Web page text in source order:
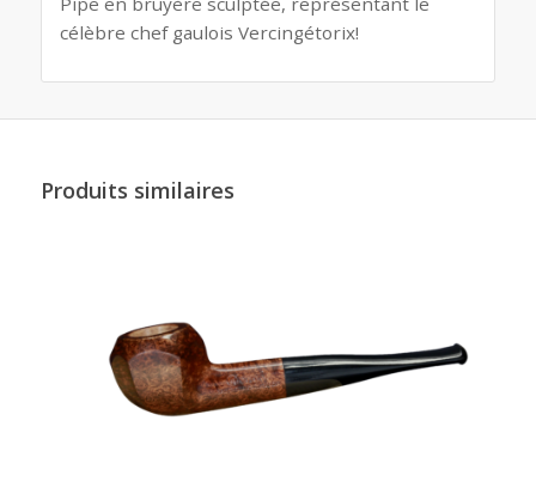
célèbre chef gaulois Vercingétorix!
Produits similaires